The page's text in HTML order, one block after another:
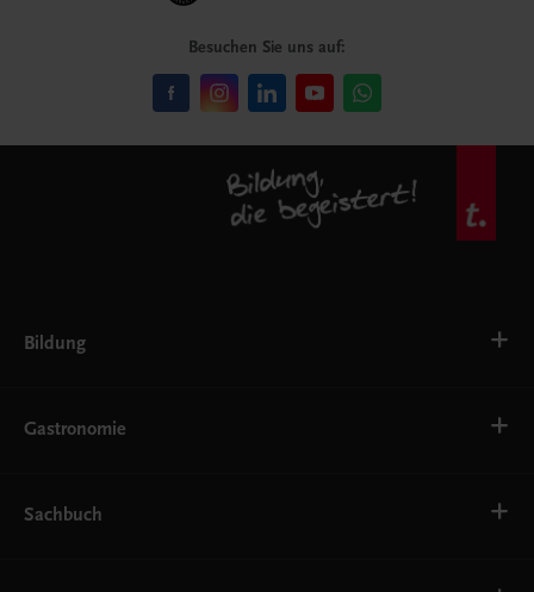
Besuchen Sie uns auf:
Bildung
AHS
EWF/ZWF
FW
Gastronomie
Getränke
Sachbuch